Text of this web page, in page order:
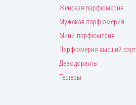
Женская парфюмерия
Мужская парфюмерия
Мини-парфюмерия
Парфюмерия высший сорт
Дезодоранты
Тестеры